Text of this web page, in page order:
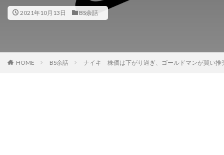
2021年10月13日 BS余話
HOME BS余話 ナイキ 株価は下がり過ぎ、ゴールドマンが買い推